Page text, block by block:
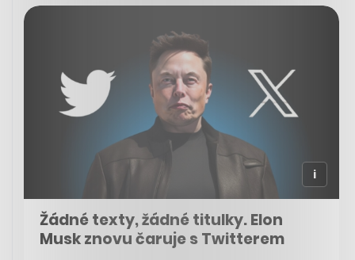
Žádné texty, žádné titulky. Elon
Musk znovu čaruje s Twitterem